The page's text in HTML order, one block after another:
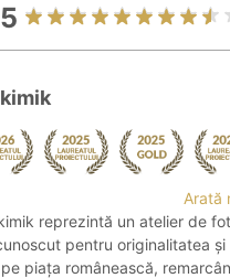
Arată
reprezintă un atelier de
pentru originalitatea și
piața românească,